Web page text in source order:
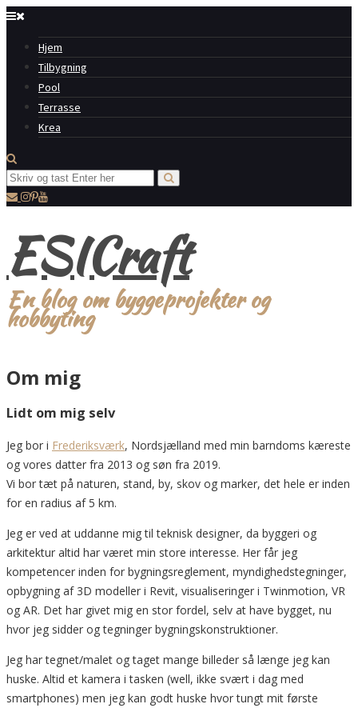
Hjem
Tilbygning
Pool
Terrasse
Krea
ESICraft
En blog om byggeprojekter og
hobbyting
Om mig
Lidt om mig selv
Jeg bor i Frederiksværk, Nordsjælland med min barndoms kæreste
og vores datter fra 2013 og søn fra 2019.
Vi bor tæt på naturen, stand, by, skov og marker, det hele er inden
for en radius af 5 km.
Jeg er ved at uddanne mig til teknisk designer, da byggeri og
arkitektur altid har været min store interesse. Her får jeg
kompetencer inden for bygningsreglement, myndighedstegninger,
opbygning af 3D modeller i Revit, visualiseringer i Twinmotion, VR
og AR. Det har givet mig en stor fordel, selv at have bygget, nu
hvor jeg sidder og tegninger bygningskonstruktioner.
Jeg har tegnet/malet og taget mange billeder så længe jeg kan
huske. Altid et kamera i tasken (well, ikke svært i dag med
smartphones) men jeg kan godt huske hvor tungt mit første